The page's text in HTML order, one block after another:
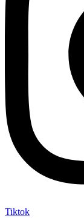
Tiktok